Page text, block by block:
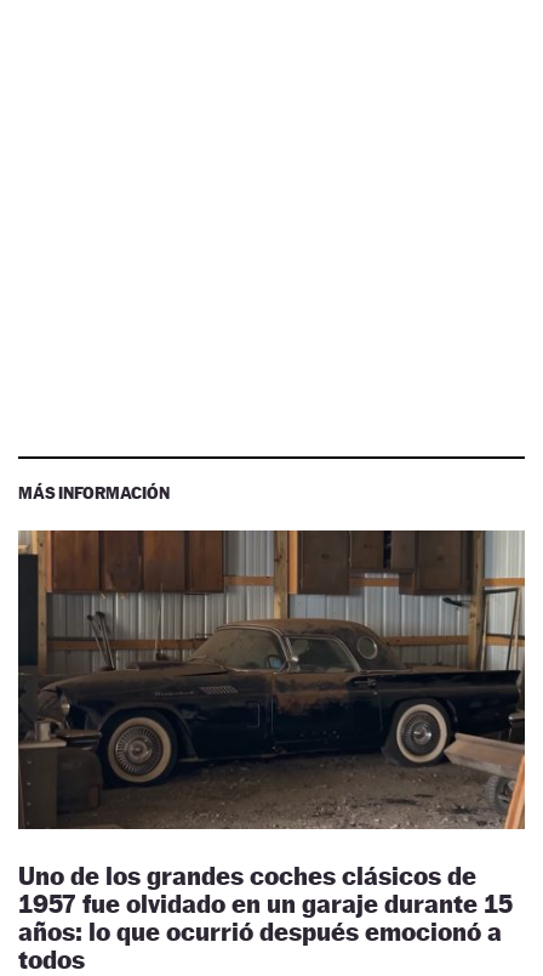
MÁS INFORMACIÓN
Uno de los grandes coches clásicos de
1957 fue olvidado en un garaje durante 15
años: lo que ocurrió después emocionó a
todos